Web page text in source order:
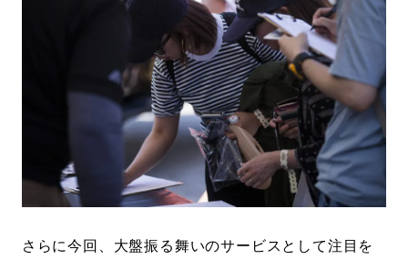
さらに今回、大盤振る舞いのサービスとして注目を